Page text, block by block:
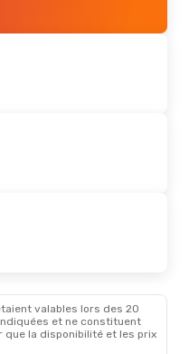
valables lors des 20
et ne constituent
que la disponibilité et les prix